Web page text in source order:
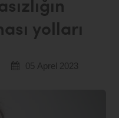
yolları
05 Aprel 2023